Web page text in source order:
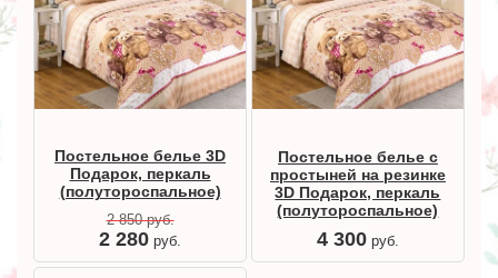
Постельное белье 3D
Подарок, перкаль
(полутороспальное)
2 850руб.
2 280 руб.
Постельное белье с
простыней на резинке
3D Подарок, перкаль
(полутороспальное)
4 300руб.